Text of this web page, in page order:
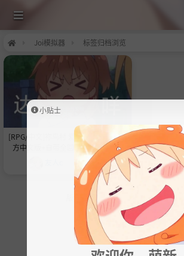
Joi模拟器 标签归档浏览
[RPG/中文]祢鸟村 爱虐与淫艳之祭 官
方中文版+自带全回想[新作][540M]
2个月前
版权所有 ©狗子次元社区 2025 ⁄ 社区
小贴士